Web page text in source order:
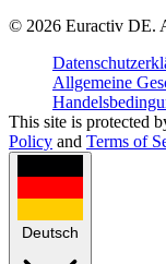
© 2026 Euractiv DE.
Allgemeine
This site is protected
Policy and Terms of
Deutsch